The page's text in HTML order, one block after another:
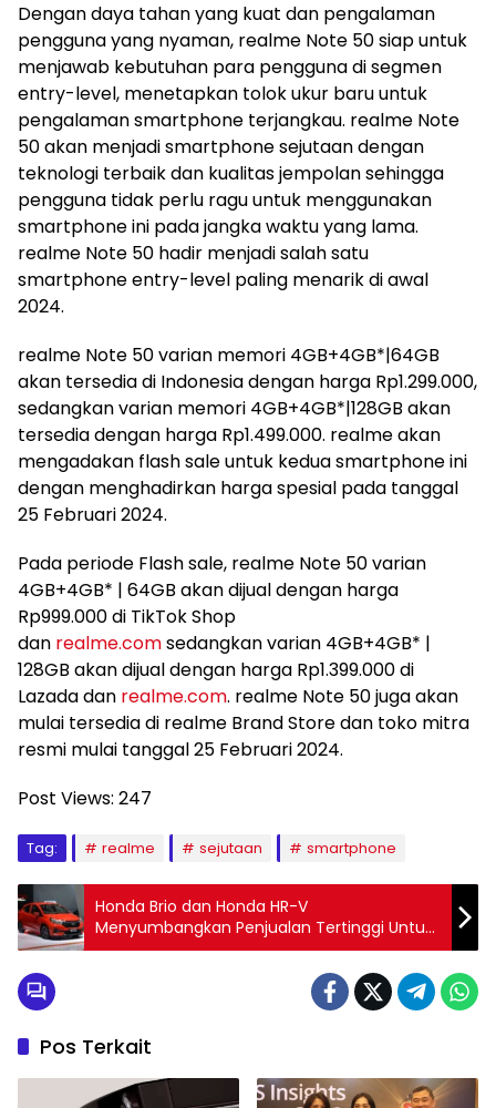
Dengan daya tahan yang kuat dan pengalaman
pengguna yang nyaman, realme Note 50 siap untuk
menjawab kebutuhan para pengguna di segmen
entry-level, menetapkan tolok ukur baru untuk
pengalaman smartphone terjangkau. realme Note
50 akan menjadi smartphone sejutaan dengan
teknologi terbaik dan kualitas jempolan sehingga
pengguna tidak perlu ragu untuk menggunakan
smartphone ini pada jangka waktu yang lama.
realme Note 50 hadir menjadi salah satu
smartphone entry-level paling menarik di awal
2024.
realme Note 50 varian memori 4GB+4GB*|64GB
akan tersedia di Indonesia dengan harga Rp1.299.000,
sedangkan varian memori 4GB+4GB*|128GB akan
tersedia dengan harga Rp1.499.000. realme akan
mengadakan flash sale untuk kedua smartphone ini
dengan menghadirkan harga spesial pada tanggal
25 Februari 2024.
Pada periode Flash sale, realme Note 50 varian
4GB+4GB* | 64GB akan dijual dengan harga
Rp999.000 di TikTok Shop
dan realme.comsedangkan varian 4GB+4GB* |
128GB akan dijual dengan harga Rp1.399.000 di
Lazada dan realme.com. realme Note 50 juga akan
mulai tersedia di realme Brand Store dan toko mitra
resmi mulai tanggal 25 Februari 2024.
Post Views: 247
Tag: realme sejutaan smartphone
Honda Brio dan Honda HR-V
Menyumbangkan Penjualan Tertinggi Untuk
Honda di Januari 2024
Pos Terkait